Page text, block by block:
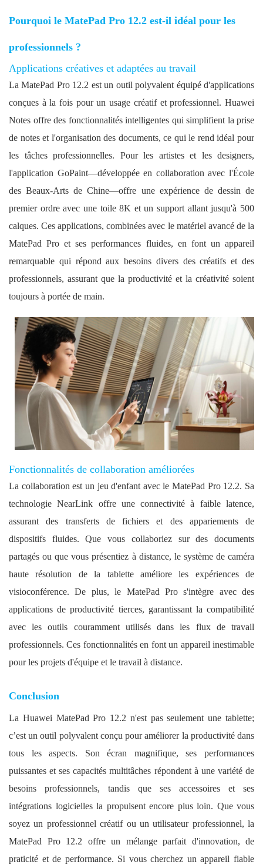
Pourquoi le MatePad Pro 12.2 est-il idéal pour les
professionnels ?
Applications créatives et adaptées au travail
La MatePad Pro 12.2 est un outil polyvalent équipé d'applications
conçues à la fois pour un usage créatif et professionnel. Huawei
Notes offre des fonctionnalités intelligentes qui simplifient la prise
de notes et l'organisation des documents, ce qui le rend idéal pour
les tâches professionnelles. Pour les artistes et les designers,
l'application GoPaint—développée en collaboration avec l'École
des Beaux-Arts de Chine—offre une expérience de dessin de
premier ordre avec une toile 8K et un support allant jusqu'à 500
calques. Ces applications, combinées avec le matériel avancé de la
MatePad Pro et ses performances fluides, en font un appareil
remarquable qui répond aux besoins divers des créatifs et des
professionnels, assurant que la productivité et la créativité soient
toujours à portée de main.
Fonctionnalités de collaboration améliorées
La collaboration est un jeu d'enfant avec le MatePad Pro 12.2. Sa
technologie NearLink offre une connectivité à faible latence,
assurant des transferts de fichiers et des appariements de
dispositifs fluides. Que vous collaboriez sur des documents
partagés ou que vous présentiez à distance, le système de caméra
haute résolution de la tablette améliore les expériences de
visioconférence. De plus, le MatePad Pro s'intègre avec des
applications de productivité tierces, garantissant la compatibilité
avec les outils couramment utilisés dans les flux de travail
professionnels. Ces fonctionnalités en font un appareil inestimable
pour les projets d'équipe et le travail à distance.
Conclusion
La Huawei MatePad Pro 12.2 n'est pas seulement une tablette;
c’est un outil polyvalent conçu pour améliorer la productivité dans
tous les aspects. Son écran magnifique, ses performances
puissantes et ses capacités multitâches répondent à une variété de
besoins professionnels, tandis que ses accessoires et ses
intégrations logicielles la propulsent encore plus loin. Que vous
soyez un professionnel créatif ou un utilisateur professionnel, la
MatePad Pro 12.2 offre un mélange parfait d'innovation, de
praticité et de performance. Si vous cherchez un appareil fiable